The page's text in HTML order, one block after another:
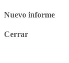
Nuevo informe
Cerrar